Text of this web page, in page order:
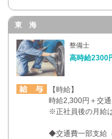
東 海
整備士
高時給2300
【時給】
時給2,300円＋交
※正社員後の月給
◆交通費一部支給